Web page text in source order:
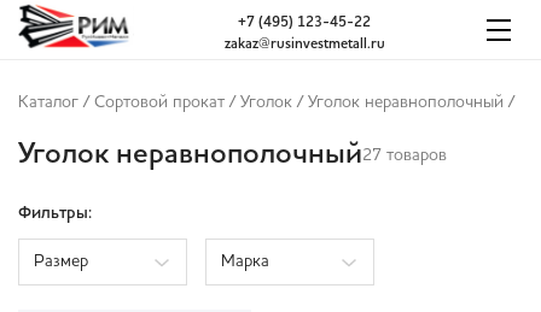
zakaz@rusinvestmetall.ru
+7 (495) 123-45-22
Каталог / Сортовой прокат / Уголок / Уголок неравнополочный /
Уголок неравнополочный27 товаров
Фильтры:
Размер Марка